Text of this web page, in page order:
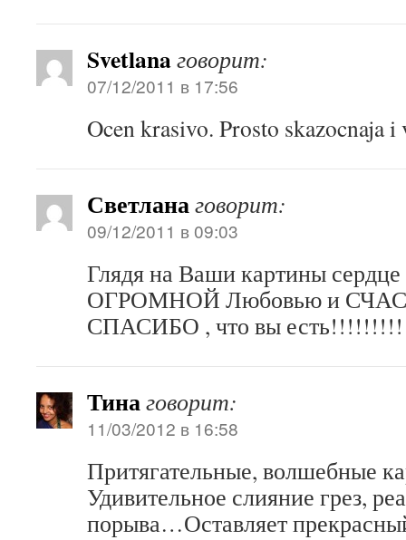
Svetlanaговорит:
07/12/2011 в 17:56
Ocen krasivo. Prosto skazocnaja i
Светланаговорит:
09/12/2011 в 09:03
Глядя на Ваши картины сердце
ОГРОМНОЙ Любовью и
СПАСИБО , что вы
Тинаговорит:
11/03/2012 в 16:58
Притягательные, волшебные
Удивительное слияние грез,
порыва…Оставляет